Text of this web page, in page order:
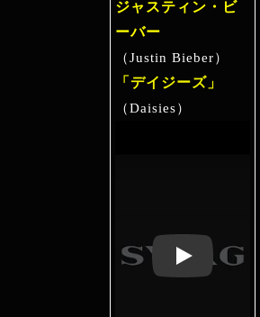
ジャスティン・ビ
ーバー
（Justin Bieber）
「デイジーズ」
（Daisies）
Play: Keynote